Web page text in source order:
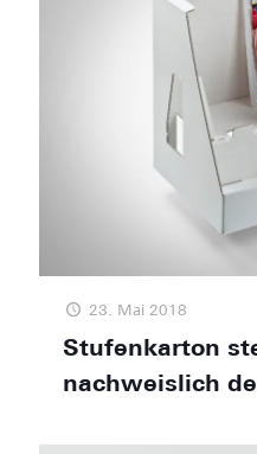
23. Mai 2018
Stufenkarton
nachweislich